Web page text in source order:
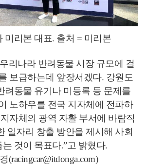
미리본 대표. 출처 = 미리본
리나라 반려동물 시장 규모에 걸
보급하는데 앞장서겠다. 강원도
려동물 유기나 미등록 등 문제를
노하우를 전국 지자체에 전파하
자체의 광역 자활 부서에 바람직
일자리 창출 방안을 제시해 사회
것이 목표다.”고 밝혔다.
(racingcar@itdonga.com)